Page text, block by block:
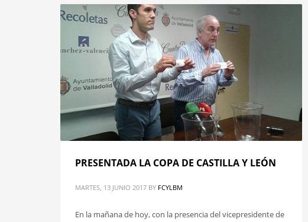
PRESENTADA LA COPA DE CASTILLA Y LEÓN
MARTES, 13 JUNIO 2017 BY FCYLBM
En la mañana de hoy, con la presencia del vicepresidente de